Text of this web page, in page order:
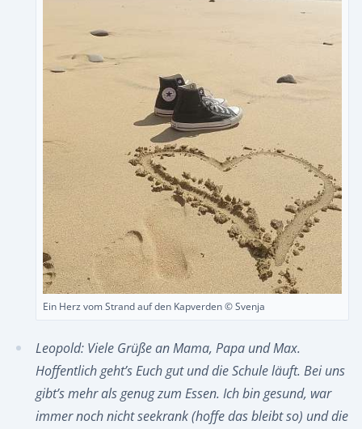
Ein Herz vom Strand auf den Kapverden © Svenja
Leopold: Viele Grüße an Mama, Papa und Max.
Hoffentlich geht’s Euch gut und die Schule läuft. Bei uns
gibt’s mehr als genug zum Essen. Ich bin gesund, war
immer noch nicht seekrank (hoffe das bleibt so) und die